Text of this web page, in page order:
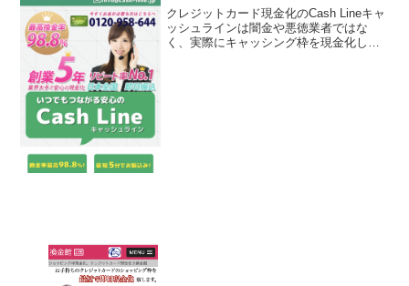
クレジットカード現金化のCash Lineキャ
ッシュラインは闇金や悪徳業者ではな
く、実際にキャッシング枠を現金化して